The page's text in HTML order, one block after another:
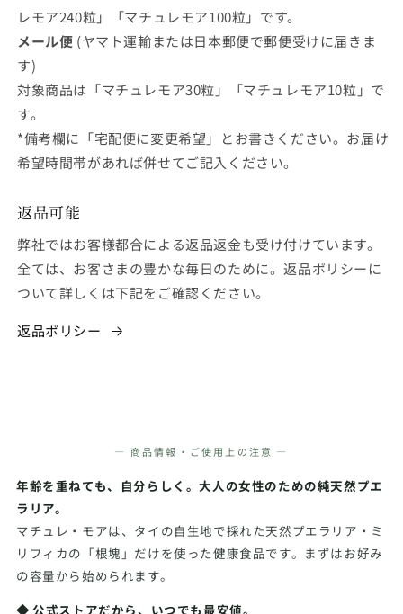
レモア240粒」「マチュレモア100粒」です。
メール便 (ヤマト運輸または日本郵便で郵便受けに届きま
す)
対象商品は「マチュレモア30粒」「マチュレモア10粒」で
す。
*備考欄に「宅配便に変更希望」とお書きください。お届け
希望時間帯があれば併せてご記入ください。
返品可能
弊社ではお客様都合による返品返金も受け付けています。
全ては、お客さまの豊かな毎日のために。返品ポリシーに
ついて詳しくは下記をご確認ください。
返品ポリシー
― 商品情報・ご使用上の注意 ―
年齢を重ねても、自分らしく。大人の女性のための純天然プエ
ラリア。
マチュレ・モアは、タイの自生地で採れた天然プエラリア・ミ
リフィカの「根塊」だけを使った健康食品です。まずはお好み
の容量から始められます。
◆ 公式ストアだから、いつでも最安値。